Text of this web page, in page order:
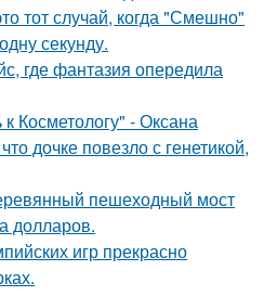
тот случай, когда "Смешно"
секунду.
где фантазия опередила
Косметологу" - Оксана
дочке повезло с генетикой,
пешеходный мост
долларов.
игр прекрасно